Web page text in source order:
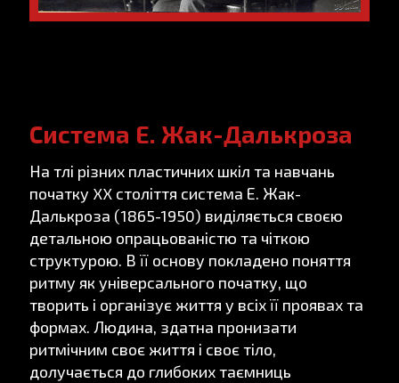
Система Е. Жак-Далькроза
На тлі різних пластичних шкіл та навчань
початку XX століття система Е. Жак-
Далькроза (1865-1950) виділяється своєю
детальною опрацьованістю та чіткою
структурою. В її основу покладено поняття
ритму як універсального початку, що
творить і організує життя у всіх її проявах та
формах. Людина, здатна пронизати
ритмічним своє життя і своє тіло,
долучається до глибоких таємниць